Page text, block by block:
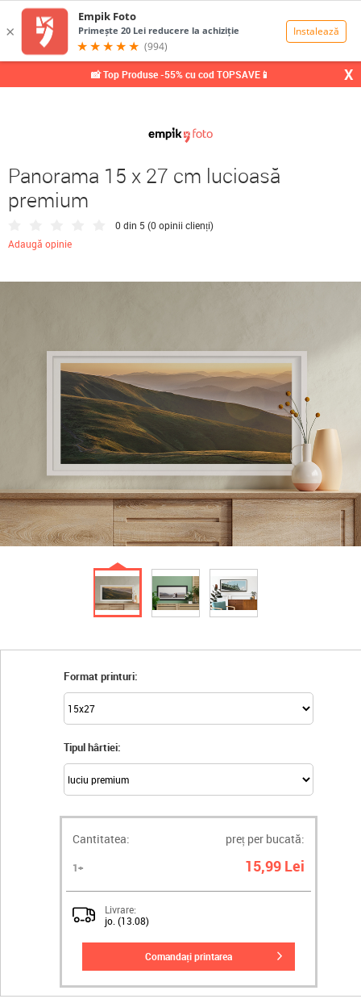
📸 Top Produse -55% cu cod TOPSAVE📱 X
Panorama 15 x 27 cm lucioasă
premium
0 din 5 (0 opinii clienți)
Adaugă opinie
Format printuri:
Tipul hârtiei:
Cantitatea: preț per bucată:
1+ 15,99 Lei
Livrare:
jo. (13.08)
comandați printarea